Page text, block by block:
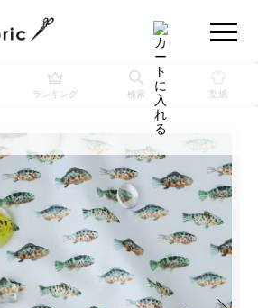
ランキング 検索 型紙